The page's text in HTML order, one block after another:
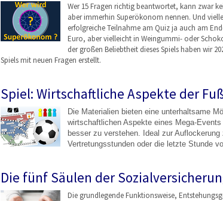
Wer 15 Fragen richtig beantwortet, kann zwar
aber immerhin Superökonom nennen. Und
erfolgreiche Teilnahme am Quiz ja auch am
Euro, aber vielleicht in Weingummi- oder
der großen Beliebtheit dieses Spiels haben wir
Spiels mit neuen Fragen erstellt.
Spiel: Wirtschaftliche Aspekte der
Die Materialien bieten eine unterhaltsame
wirtschaftlichen Aspekte eines Mega-
besser zu verstehen. Ideal zur
Vertretungsstunden oder die letzte Stunde
Die fünf Säulen der
Die grundlegende Funktionsweise,